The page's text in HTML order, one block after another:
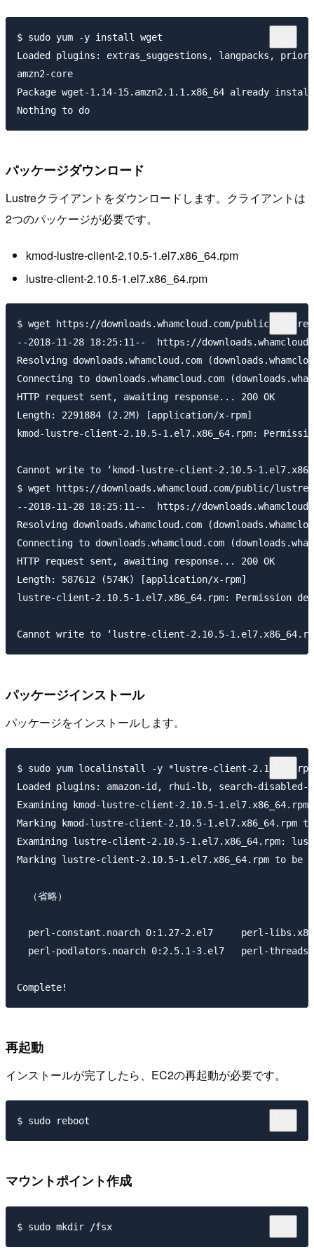
$ sudo yum -y install wget
Loaded plugins: extras_suggestions, langpacks,
amzn2-core
Package wget-1.14-15.amzn2.1.1.x86_64 already
パッケージダウンロード
Lustreクライアントをダウンロードします。クライアントは
2つのパッケージが必要です。
kmod-lustre-client-2.10.5-1.el7.x86_64.rpm
lustre-client-2.10.5-1.el7.x86_64.rpm
$ wget https://downloads.whamcloud.com/public/
--2018-11-28 18:25:11--  https://
Resolving downloads.whamcloud.com
Connecting to downloads.whamcloud.com
HTTP request sent, awaiting response... 200 OK
Length: 2291884 (2.2M) [application/x-rpm]
kmod-lustre-client-2.10.5-1.el7.x86_64.rpm:
Cannot write to ‘kmod-lustre-client-2.10.5-
$ wget https://downloads.whamcloud.com/public/
--2018-11-28 18:25:11--  https://
Resolving downloads.whamcloud.com
Connecting to downloads.whamcloud.com
HTTP request sent, awaiting response... 200 OK
Length: 587612 (574K) [application/x-rpm]
lustre-client-2.10.5-1.el7.x86_64.rpm: Permission
パッケージインストール
パッケージをインストールします。
$ sudo yum localinstall -y *lustre-client-2.10.5*.rpm
Loaded plugins: amazon-id, rhui-lb, search-disabled-
Examining kmod-lustre-client-2.10.5-
Marking kmod-lustre-client-2.10.5-1.el7.x86_64.rpm
Examining lustre-client-2.10.5-1.el7.x86_64.rpm:
Marking lustre-client-2.10.5-1.el7.x86_64.rpm to be
  （省略）
perl-constant.noarch 0:1.27-2.el7     perl-
perl-podlators.noarch 0:2.5.1-3.el7   perl-
再起動
インストールが完了したら、EC2の再起動が必要です。
マウントポイント作成